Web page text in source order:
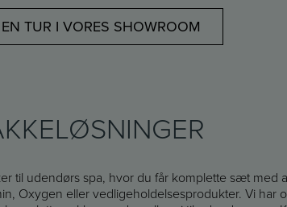
TUR I VORES SHOWROOM
til udendørs spa, hvor du får komplette sæt med
Oxygen eller vedligeholdelsesprodukter. Vi har